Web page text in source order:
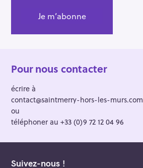
Pour nous contacter
écrire à
contact@saintmerry-hors-les-murs.com
ou
téléphoner au +33 (0)9 72 12 04 96
Suivez-nous !